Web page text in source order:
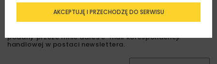
Zapoznałam/em się zPolityką Prywatnościi
podany przeze mnie adres e-mail korespondencji
handlowej w postaci newslettera.
AKCEPTUJĘ I PRZECHODZĘ DO SERWISU